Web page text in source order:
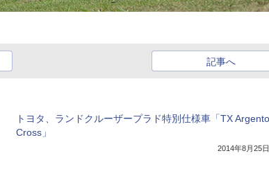
記事へ
トヨタ、ランドクルーザープラド特別仕様車「TX Argento
Cross」
2014年8月25日